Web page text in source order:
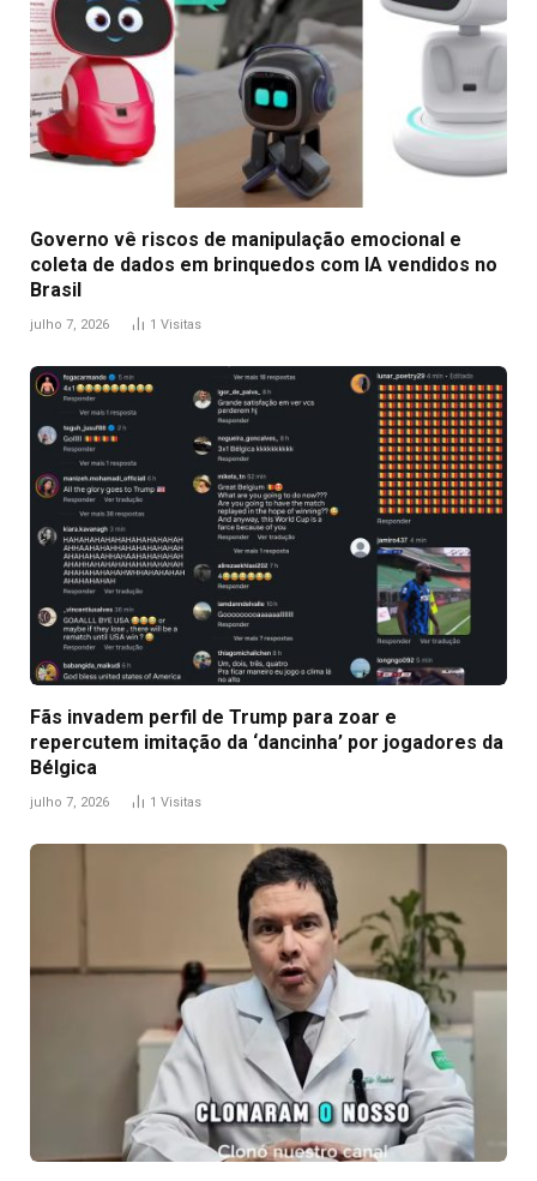
Governo vê riscos de manipulação emocional e
coleta de dados em brinquedos com IA vendidos no
Brasil
julho 7, 2026 1 Visitas
Fãs invadem perfil de Trump para zoar e
repercutem imitação da ‘dancinha’ por jogadores da
Bélgica
julho 7, 2026 1 Visitas